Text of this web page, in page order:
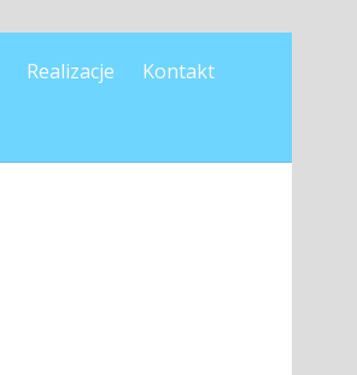
Realizacje Kontakt